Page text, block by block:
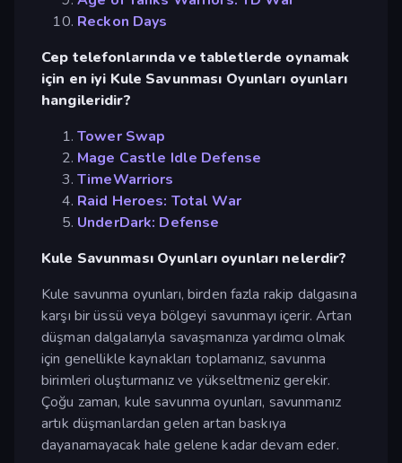
Reckon Days
Cep telefonlarında ve tabletlerde oynamak
için en iyi Kule Savunması Oyunları oyunları
hangileridir?
Tower Swap
Mage Castle Idle Defense
TimeWarriors
Raid Heroes: Total War
UnderDark: Defense
Kule Savunması Oyunları oyunları nelerdir?
Kule savunma oyunları, birden fazla rakip dalgasına
karşı bir üssü veya bölgeyi savunmayı içerir. Artan
düşman dalgalarıyla savaşmanıza yardımcı olmak
için genellikle kaynakları toplamanız, savunma
birimleri oluşturmanız ve yükseltmeniz gerekir.
Çoğu zaman, kule savunma oyunları, savunmanız
artık düşmanlardan gelen artan baskıya
dayanamayacak hale gelene kadar devam eder.